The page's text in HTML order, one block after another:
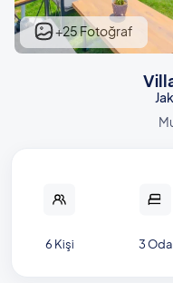
+25 Fotoğraf
6 Kişi 3 Oda